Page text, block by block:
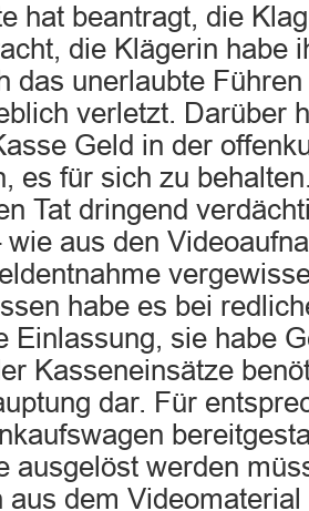
hat beantragt, die
die Klägerin habe
das unerlaubte
verletzt. Darüber
Geld in der
es für sich zu
Tat dringend
wie aus den
habe es bei
Einlassung, sie habe
Kasseneinsätze
dar. Für
ausgelöst werden
aus dem